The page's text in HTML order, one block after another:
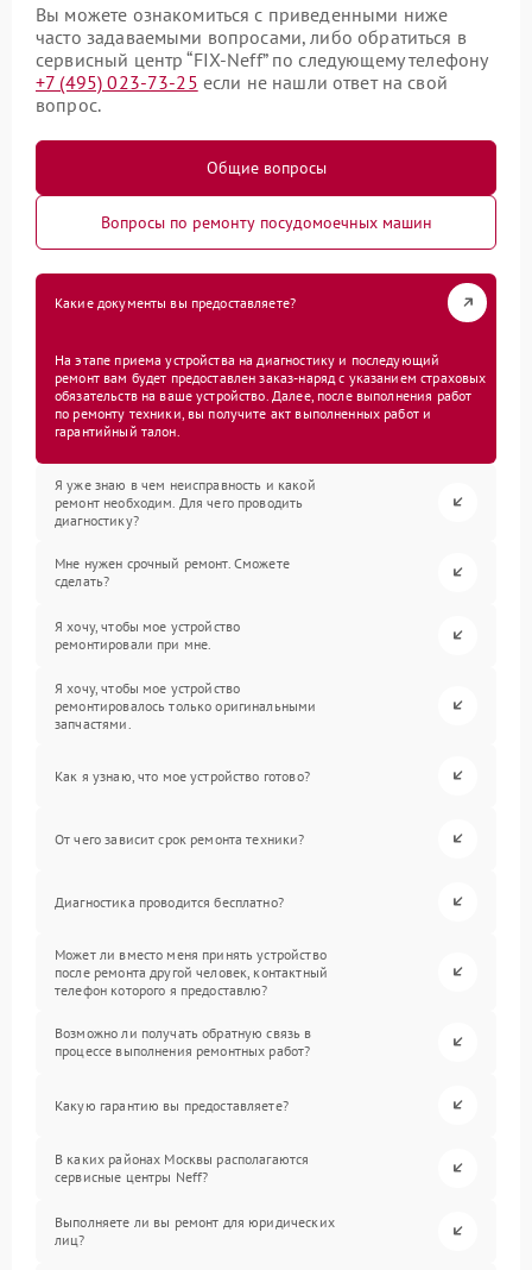
Вы можете ознакомиться с приведенными ниже
часто задаваемыми вопросами, либо обратиться в
сервисный центр “FIX-Neff” по следующему телефону
+7 (495) 023-73-25 если не нашли ответ на свой
вопрос.
Общие вопросы
Вопросы по ремонту посудомоечных машин
Какие документы вы предоставляете?
На этапе приема устройства на диагностику и последующий
ремонт вам будет предоставлен заказ-наряд с указанием страховых
обязательств на ваше устройство. Далее, после выполнения работ
по ремонту техники, вы получите акт выполненных работ и
гарантийный талон.
Я уже знаю в чем неисправность и какой
ремонт необходим. Для чего проводить
диагностику?
Мне нужен срочный ремонт. Сможете
сделать?
Я хочу, чтобы мое устройство
ремонтировали при мне.
Я хочу, чтобы мое устройство
ремонтировалось только оригинальными
запчастями.
Как я узнаю, что мое устройство готово?
От чего зависит срок ремонта техники?
Диагностика проводится бесплатно?
Может ли вместо меня принять устройство
после ремонта другой человек, контактный
телефон которого я предоставлю?
Возможно ли получать обратную связь в
процессе выполнения ремонтных работ?
Какую гарантию вы предоставляете?
В каких районах Москвы располагаются
сервисные центры Neff?
Выполняете ли вы ремонт для юридических
лиц?